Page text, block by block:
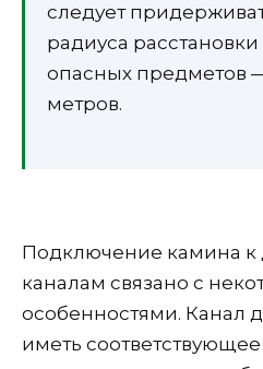
следует
радиуса
опасных предметов
метров.
Подключение камина
каналам связано с
особенностями. Канал
иметь